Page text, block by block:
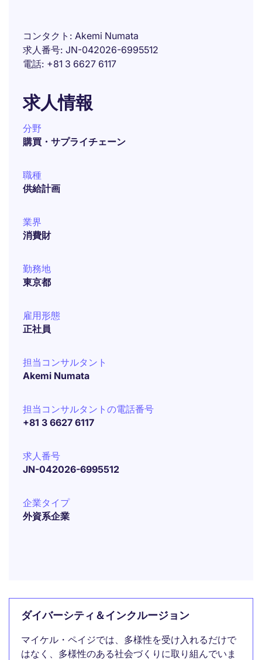
コンタクト
Akemi Numata
求人番号 JN-042026-6995512
電話 +81 3 6627 6117
求人情報
分野
購買・サプライチェーン
職種
供給計画
業界
消費財
勤務地
東京都
雇用形態
正社員
担当コンサルタント
Akemi Numata
担当コンサルタントの電話番号
+81 3 6627 6117
求人番号
JN-042026-6995512
企業タイプ
外資系企業
ダイバーシティ＆インクルージョン
マイケル・ペイジでは、多様性を受け入れるだけで
はなく、多様性のある社会づくりに取り組んでいま